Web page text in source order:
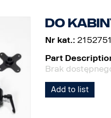
Do
Nr kat.: 2152751
Part
Brak
Add to list